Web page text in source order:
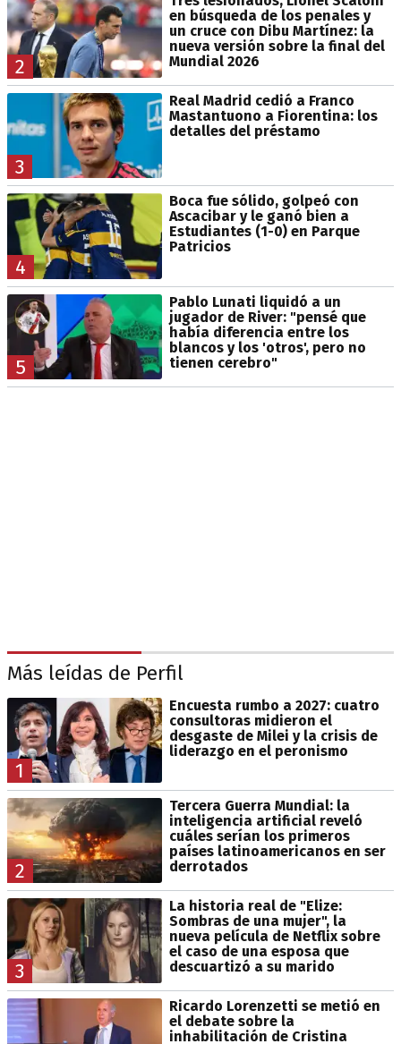
2
en búsqueda de los penales y
un cruce con Dibu Martínez: la
nueva versión sobre la final del
Mundial 2026
3
Real Madrid cedió a Franco
Mastantuono a Fiorentina: los
detalles del préstamo
4
Boca fue sólido, golpeó con
Ascacibar y le ganó bien a
Estudiantes (1-0) en Parque
Patricios
5
Pablo Lunati liquidó a un
jugador de River: "pensé que
había diferencia entre los
blancos y los 'otros', pero no
tienen cerebro"
Más leídas de Perfil
1
Encuesta rumbo a 2027: cuatro
consultoras midieron el
desgaste de Milei y la crisis de
liderazgo en el peronismo
2
Tercera Guerra Mundial: la
inteligencia artificial reveló
cuáles serían los primeros
países latinoamericanos en ser
derrotados
3
La historia real de "Elize:
Sombras de una mujer", la
nueva película de Netflix sobre
el caso de una esposa que
descuartizó a su marido
Ricardo Lorenzetti se metió en
el debate sobre la
inhabilitación de Cristina